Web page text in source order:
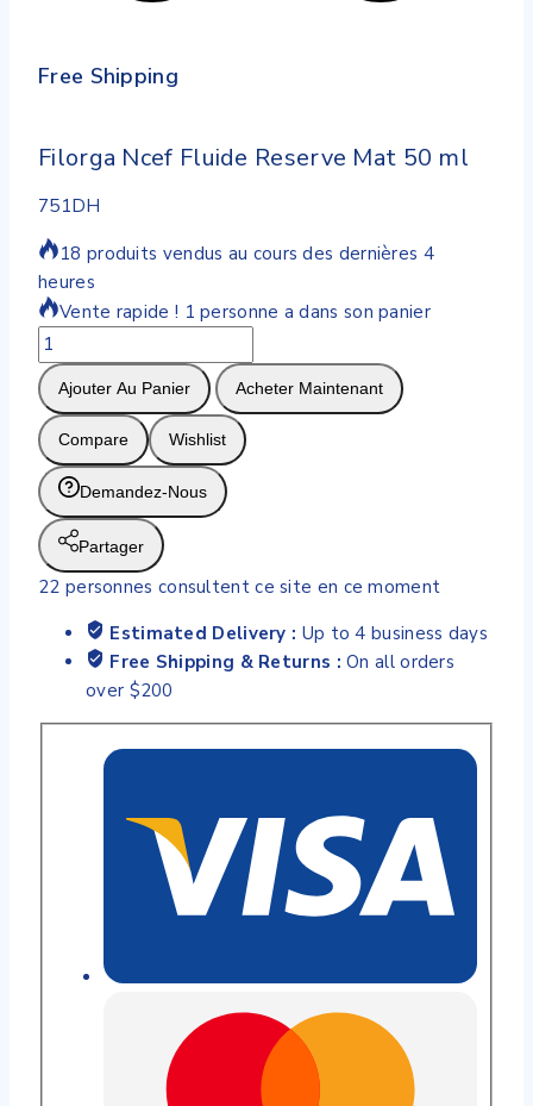
Free Shipping
Filorga Ncef Fluide Reserve Mat 50 ml
751DH
18 produits vendus au cours des dernières 4
heures
Vente rapide ! 1 personne a dans son panier
quantité
de
Filorga
Ncef
Fluide
Reserve
Mat
50
ml
Ajouter Au Panier Acheter Maintenant
Compare Wishlist
Demandez-Nous
Partager
22 personnes consultent ce site en ce moment
Estimated Delivery : Up to 4 business days
Free Shipping & Returns :On all orders
over $200